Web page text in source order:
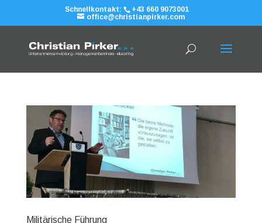
Schnellkontakt:
+43 660 9073001
office@christianpirker.com
Militärische Führung